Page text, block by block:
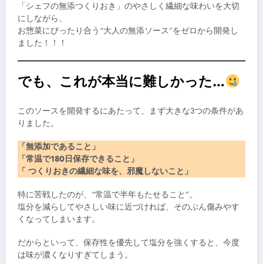
「シェフの無添つくりおき」のやさしく繊細な味わいを大切
にしながら、
お惣菜にぴったり合う“大人の無添ソース”をゼロから開発し
ました！！！
でも、これが本当に難しかった…
このソースを開発するにあたって、まず大きな3つの条件があ
りました。
「無添加であること」
「常温で180日保存できること」
「 つくりおきの繊細な味を、邪魔しないこと」
特に苦戦したのが、“常温で半年もたせること”。
塩分を減らしてやさしい味に近づければ、そのぶん傷みやす
くなってしまいます。
だからといって、保存性を優先して塩分を強くすると、今度
は味が濃くなりすぎてしまう。